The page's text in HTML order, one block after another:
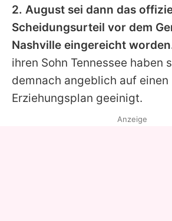
2. August sei dann das
Scheidungsurteil vor dem
Nashville eingereicht
ihren Sohn Tennessee haben
demnach angeblich auf einen
Erziehungsplan geeinigt.
Anzeige